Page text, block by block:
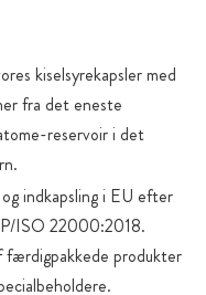
kiselsyrekapsler med
fra det eneste
reservoir i det
indkapsling i EU efter
ISO 22000:2018.
færdigpakkede produkter